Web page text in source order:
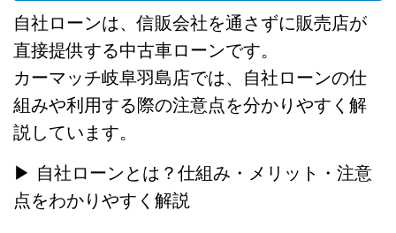
自社ローンは、信販会社を通さずに販売店が
直接提供する中古車ローンです。
カーマッチ岐阜羽島店では、自社ローンの仕
組みや利用する際の注意点を分かりやすく解
説しています。
▶︎ 自社ローンとは？仕組み・メリット・注意
点をわかりやすく解説